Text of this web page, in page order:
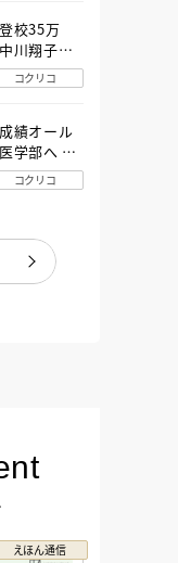
校35万
川翔子さ
「不登校
2026」が開
コクリコ
績オール
学部へ 中
障害「治
診断 その
コクリコ
えほん通信